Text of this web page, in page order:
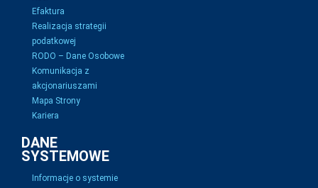
Efaktura
Realizacja strategii
podatkowej
RODO – Dane Osobowe
Komunikacja z
akcjonariuszami
Mapa Strony
Kariera
DANE
SYSTEMOWE
Informacje o systemie